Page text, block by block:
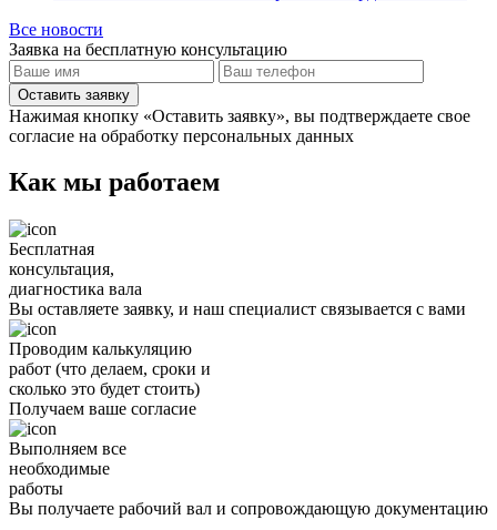
Все новости
Заявка на бесплатную консультацию
Оставить заявку
Нажимая кнопку «Оставить заявку», вы подтверждаете свое
согласие на обработку персональных данных
Как мы работаем
Бесплатная
консультация,
диагностика вала
Вы оставляете заявку, и наш специалист связывается с вами
Проводим калькуляцию
работ (что делаем, сроки и
сколько это будет стоить)
Получаем ваше согласие
Выполняем все
необходимые
работы
Вы получаете рабочий вал и сопровождающую документацию